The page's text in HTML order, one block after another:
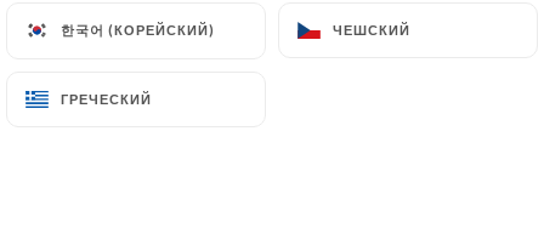
한국어 (КОРЕЙСКИЙ) ЧЕШСКИЙ
ГРЕЧЕСКИЙ
한국어 (КОРЕЙСКИЙ) ЧЕШСКИЙ
ГРЕЧЕСКИЙ